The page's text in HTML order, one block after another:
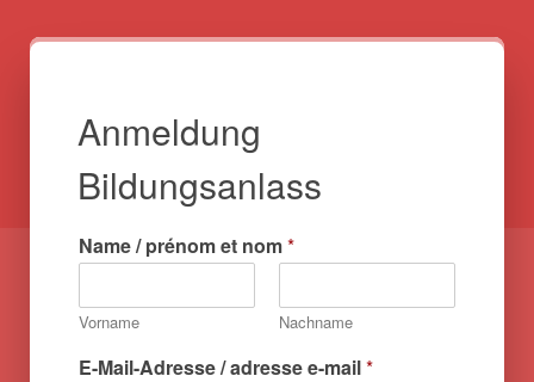
Anmeldung
Bildungsanlass
Name / prénom et nom*
Vorname Nachname
E-Mail-Adresse / adresse e-mail*